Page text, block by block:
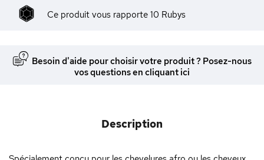
Ce produit vous rapporte 10 Rubys
Besoin d'aide pour choisir votre produit ? Posez-nous
vos questions en cliquant ici
Description